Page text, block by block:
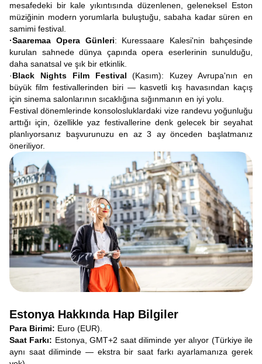
mesafedeki bir kale yıkıntısında düzenlenen, geleneksel Eston
müziğinin modern yorumlarla buluştuğu, sabaha kadar süren en
samimi festival.
·Saaremaa Opera Günleri: Kuressaare Kalesi'nin bahçesinde
kurulan sahnede dünya çapında opera eserlerinin sunulduğu,
daha sanatsal ve şık bir etkinlik.
·Black Nights Film Festival (Kasım): Kuzey Avrupa'nın en
büyük film festivallerinden biri — kasvetli kış havasından kaçış
için sinema salonlarının sıcaklığına sığınmanın en iyi yolu.
Festival dönemlerinde konsolosluklardaki vize randevu yoğunluğu
arttığı için, özellikle yaz festivallerine denk gelecek bir seyahat
planlıyorsanız başvurunuzu en az 3 ay önceden başlatmanız
öneriliyor.
Estonya Hakkında Hap Bilgiler
Para Birimi: Euro (EUR).
Saat Farkı: Estonya, GMT+2 saat diliminde yer alıyor (Türkiye ile
aynı saat diliminde — ekstra bir saat farkı ayarlamanıza gerek